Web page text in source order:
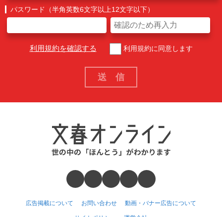
パスワード（半角英数6文字以上12文字以下）
利用規約を確認する 利用規約に同意します
広告掲載について お問い合わせ 動画・バナー広告について